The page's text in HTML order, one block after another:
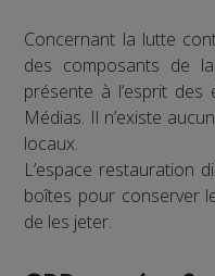
Concernant la lutte
des composants de
présente à l’esprit
Médias. Il n’existe
locaux.
L’espace restauration
boîtes pour conserver
de les jeter.